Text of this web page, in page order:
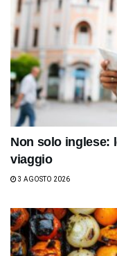
Non solo inglese:
viaggio
3 AGOSTO 2026